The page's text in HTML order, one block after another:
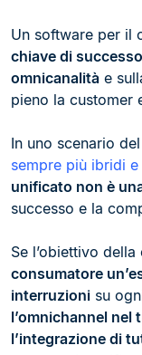
Un software per il
chiave di
omnicanalità e
pieno la customer
In uno scenario
sempre più ibridi
unificato non è
successo e la
Se l’obiettivo
consumatore
interruzioni su
l’omnichannel nel
l’integrazione di